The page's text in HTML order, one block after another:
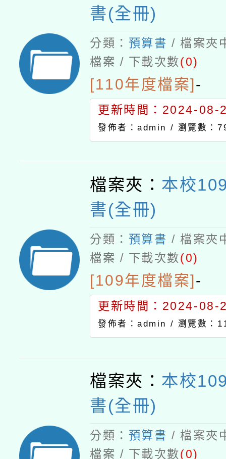
書(全冊)
分類： 預算書 / 檔案夾
檔案 / 下載次數(0)
[110年度檔案] -
更新時間：2024-08-
發佈者：admin / 瀏覽數：
檔案夾： 本校
書(全冊)
分類： 預算書 / 檔案夾
檔案 / 下載次數(0)
[109年度檔案] -
更新時間：2024-08-
發佈者：admin / 瀏覽數：
檔案夾： 本校
書(全冊)
分類： 預算書 / 檔案夾
檔案 / 下載次數(0)